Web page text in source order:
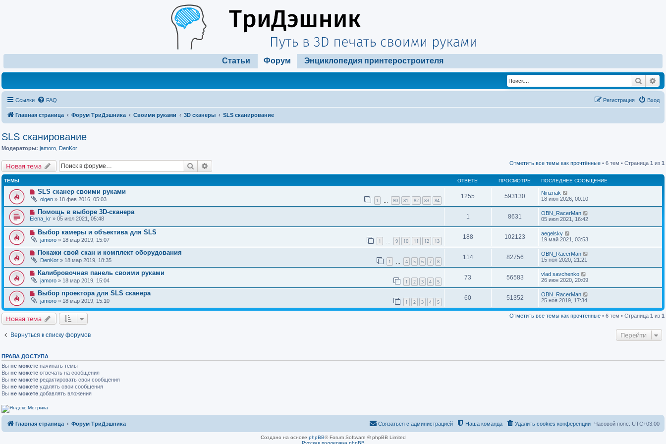
Статьи Форум Энциклопедия принтеростроителя
Поиск
Ссылки FAQ Вход
Регистрация
Главная страница Форум ТриДэшника Своими руками 3D сканеры SLS сканирование
SLS сканирование
Модераторы: jamoro DenKor
Новая тема Поиск Отметить все темы как прочтённые • 6 тем • Страница 1 из 1
ТЕМЫ ОТВЕТЫ ПРОСМОТРЫ ПОСЛЕДНЕЕ СООБЩЕНИЕ
SLS сканер своими руками
oigen » 18 фев 2016, 05:03 1 80 81 82 83 84
1255 593130
Ninznak
18 июн 2026, 00:10
Помощь в выборе 3D-сканера
Elena_kr » 05 июл 2021, 05:48 1 8631
OBN_RacerMan
05 июл 2021, 16:42
Выбор камеры и объектива для SLS
jamoro » 18 мар 2019, 15:07 1 9 10 11 12 13
188 102123
aegelsky
19 май 2021, 03:53
Покажи свой скан и комплект оборудования
DenKor » 18 мар 2019, 18:35 1 4 5 6 7 8
114 82756
OBN_RacerMan
15 ноя 2020, 21:21
Калибровочная панель своими руками
jamoro » 18 мар 2019, 15:04 1 2 3 4 5
73 56583
vlad savchenko
26 июн 2020, 20:09
Выбор проектора для SLS сканера
jamoro » 18 мар 2019, 15:10 1 2 3 4 5
60 51352
OBN_RacerMan
25 ноя 2019, 17:34
Новая тема Отметить все темы как прочтённые • 6 тем • Страница 1 из 1
Вернуться к списку форумов Перейти
ПРАВА ДОСТУПА
Вы не можете начинать темы
Вы не можете отвечать на сообщения
Вы не можете редактировать свои сообщения
Вы не можете удалять свои сообщения
Вы не можете добавлять вложения
Главная страница Форум ТриДэшника Часовой пояс: UTC+03:00
Удалить cookies конференции
Наша команда
Связаться с администрацией
Создано на основе phpBB® Forum Software © phpBB Limited
Русская поддержка phpBB